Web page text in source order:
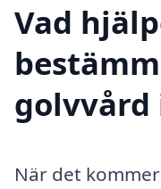
Vad
golvvård
När det